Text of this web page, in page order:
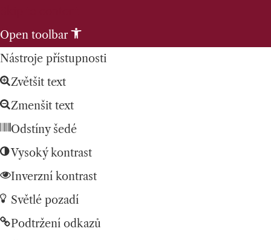
Open toolbar
Nástroje přístupnosti
Zvětšit text
Zmenšit text
Odstíny šedé
Vysoký kontrast
Inverzní kontrast
Světlé pozadí
Podtržení odkazů